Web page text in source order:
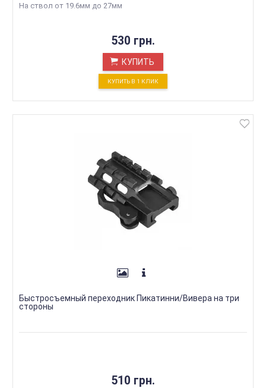
На ствол от 19.6мм до 27мм
530 грн.
КУПИТЬ
КУПИТЬ В 1 КЛИК
Быстросъемный переходник Пикатинни/Вивера на три
стороны
510 грн.